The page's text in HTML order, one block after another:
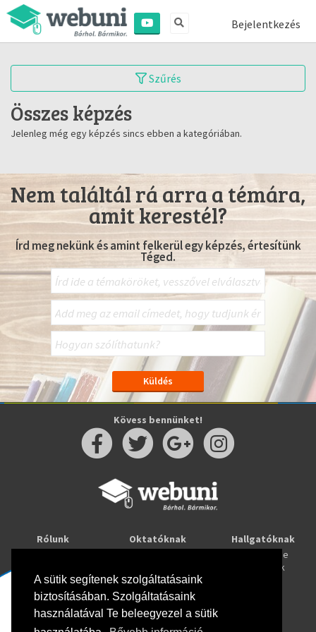
A sütik segítenek szolgáltatásaink
biztosításában. Szolgáltatásaink
használatával Te beleegyezel a sütik
Bejelentkezés
Szűrés
Összes képzés
Jelenleg még egy képzés sincs ebben a kategóriában.
Nem találtál rá arra a témára,
amit kerestél?
Írd meg nekünk és amint felkerül egy képzés, értesítünk
Téged.
Kövess bennünket!
Rólunk
Oktatóknak
Webuni Stúdió
Hallgatóknak
Tanulj online
Képzések
Info
Adatkezelési tájékoztató
ÁSZF